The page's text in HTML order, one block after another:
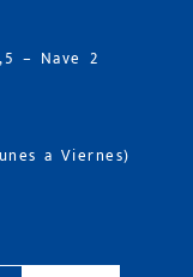
– Nave 2
a Viernes)